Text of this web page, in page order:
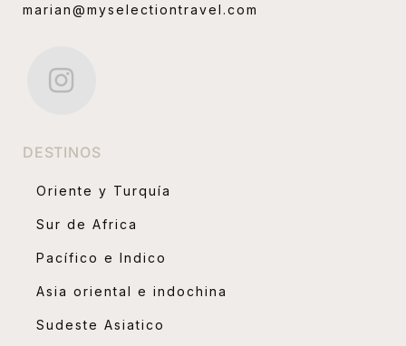
marian@myselectiontravel.com
DESTINOS
Oriente y Turquía
Sur de Africa
Pacífico e Indico
Asia oriental e indochina
Sudeste Asiatico